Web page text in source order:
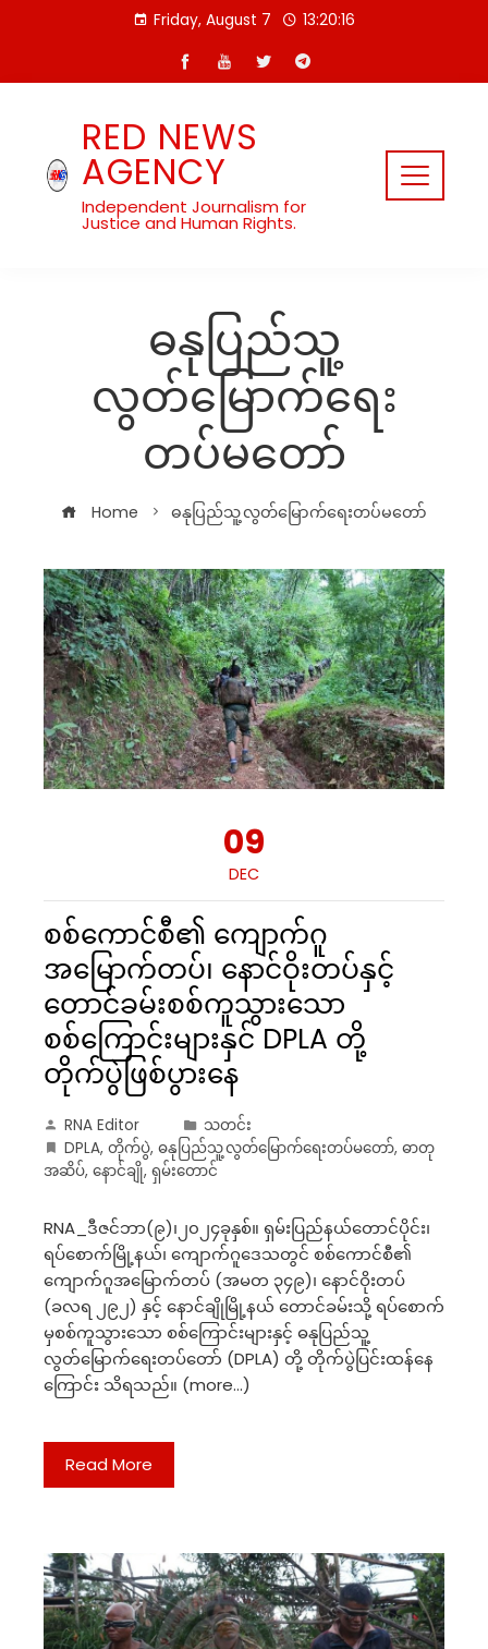
Friday, August 7 13:20:16
RED NEWS
AGENCY
Independent Journalism for
Justice and Human Rights.
ဓနုပြည်သူ့
လွတ်မြောက်ရေး
တပ်မတော်
Home ဓနုပြည်သူ့လွတ်မြောက်ရေးတပ်မတော်
09
DEC
စစ်ကောင်စီ၏ ကျောက်ဂူ
အမြောက်တပ်၊ နောင်ဝိုးတပ်နှင့်
တောင်ခမ်းစစ်ကူသွားသော
စစ်ကြောင်းများနှင် DPLA တို့
တိုက်ပွဲဖြစ်ပွားနေ
RNA Editor
သတင်း
DPLA, ‌တိုက်ပွဲ, ဓနုပြည်သူ့လွတ်မြောက်ရေးတပ်မတော်, ဓာတု
အဆိပ်, နောင်ချို, ရှမ်းတောင်
RNA_ဒီဇင်ဘာ(၉)၊၂၀၂၄ခုနှစ်။ ရှမ်းပြည်နယ်တောင်ပိုင်း၊
ရပ်စောက်မြို့နယ်၊ ကျောက်ဂူဒေသတွင် စစ်ကောင်စီ၏
ကျောက်ဂူအမြောက်တပ် (အမတ ၃၄၉)၊ နောင်ဝိုးတပ်
(ခလရ ၂၉၂) နှင့် နောင်ချိုမြို့နယ် တောင်ခမ်းသို့ ရပ်စောက်
မှစစ်ကူသွားသော စစ်ကြောင်းများနှင့် ဓနုပြည်သူ့
လွတ်မြောက်ရေးတပ်တော် (DPLA) တို့ တိုက်ပွဲပြင်းထန်နေ
ကြောင်း သိရသည်။ (more…)
Read More